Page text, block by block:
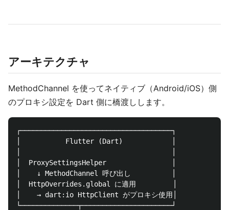
アーキテクチャ
MethodChannel を使ってネイティブ（Android/iOS）側
のプロキシ設定を Dart 側に橋渡しします。
┌─────────────────────────────────────┐
│           Flutter (Dart)            │
│  ProxySettingsHelper                │
│    ↓ MethodChannel 呼び出し          │
│  HttpOverrides.global に適用         │
│    → dart:io HttpClient がプロキシ使用│
└──────────────┬──────────────────────┘